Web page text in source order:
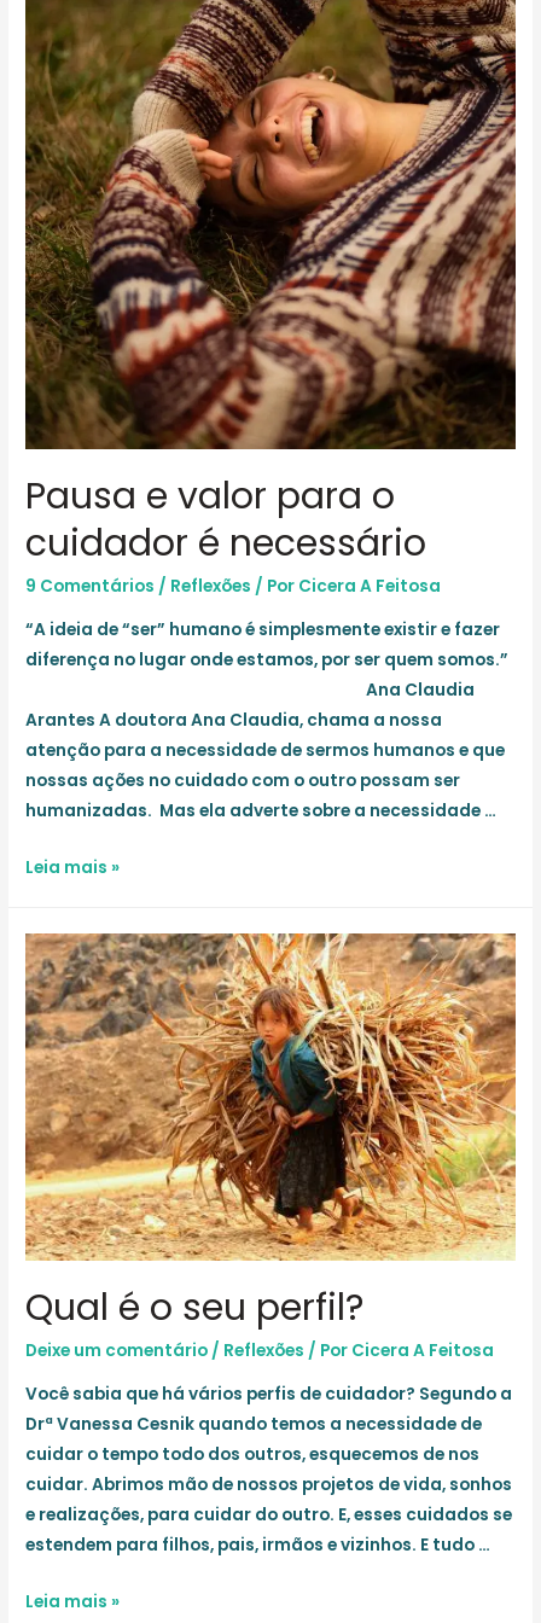
Pausa e valor para o
cuidador é necessário
9 Comentários / Reflexões / Por Cicera A Feitosa
“A ideia de “ser” humano é simplesmente existir e fazer
diferença no lugar onde estamos, por ser quem somos.”
Ana Claudia
Arantes A doutora Ana Claudia, chama a nossa
atenção para a necessidade de sermos humanos e que
nossas ações no cuidado com o outro possam ser
humanizadas. Mas ela adverte sobre a necessidade …
Pausa
para
o
cuidador
é
necessário
Leia mais »
Qual é o seu perfil?
Deixe um comentário / Reflexões / Por Cicera A Feitosa
Você sabia que há vários perfis de cuidador? Segundo a
Drª Vanessa Cesnik quando temos a necessidade de
cuidar o tempo todo dos outros, esquecemos de nos
cuidar. Abrimos mão de nossos projetos de vida, sonhos
e realizações, para cuidar do outro. E, esses cuidados se
estendem para filhos, pais, irmãos e vizinhos. E tudo …
Qual
Leia mais »